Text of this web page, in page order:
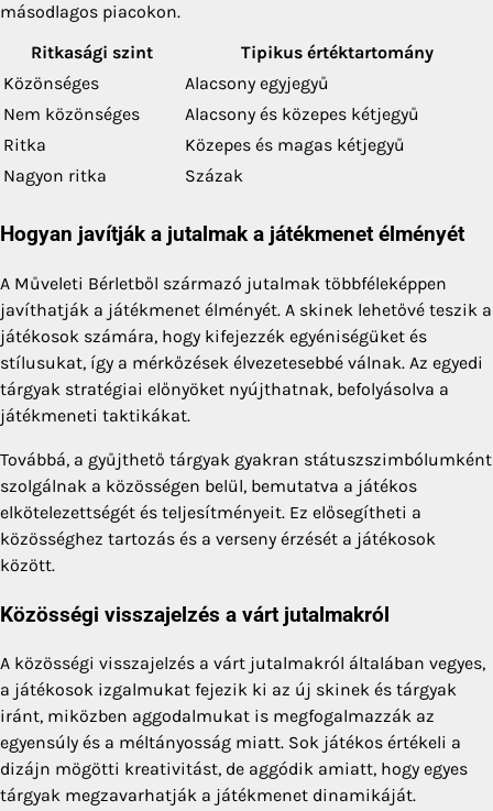
másodlagos piacokon.
Ritkasági szint
Tipikus értéktartomány
Közönséges
Alacsony egyjegyű
Nem közönséges
Alacsony és közepes kétjegyű
Ritka
Közepes és magas kétjegyű
Nagyon ritka
Százak
Hogyan javítják a jutalmak a játékmenet élményét
A Műveleti Bérletből származó jutalmak többféleképpen
javíthatják a játékmenet élményét. A skinek lehetővé teszik a
játékosok számára, hogy kifejezzék egyéniségüket és
stílusukat, így a mérkőzések élvezetesebbé válnak. Az egyedi
tárgyak stratégiai előnyöket nyújthatnak, befolyásolva a
játékmeneti taktikákat.
Továbbá, a gyűjthető tárgyak gyakran státuszszimbólumként
szolgálnak a közösségen belül, bemutatva a játékos
elkötelezettségét és teljesítményeit. Ez elősegítheti a
közösséghez tartozás és a verseny érzését a játékosok
között.
Közösségi visszajelzés a várt jutalmakról
A közösségi visszajelzés a várt jutalmakról általában vegyes,
a játékosok izgalmukat fejezik ki az új skinek és tárgyak
iránt, miközben aggodalmukat is megfogalmazzák az
egyensúly és a méltányosság miatt. Sok játékos értékeli a
dizájn mögötti kreativitást, de aggódik amiatt, hogy egyes
tárgyak megzavarhatják a játékmenet dinamikáját.